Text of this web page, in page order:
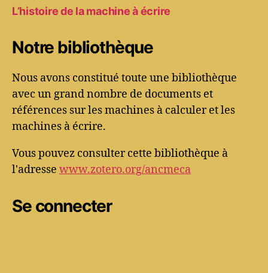
L’histoire de la machine à écrire
Notre bibliothèque
Nous avons constitué toute une bibliothèque
avec un grand nombre de documents et
références sur les machines à calculer et les
machines à écrire.
Vous pouvez consulter cette bibliothèque à
l'adresse www.zotero.org/ancmeca
Se connecter